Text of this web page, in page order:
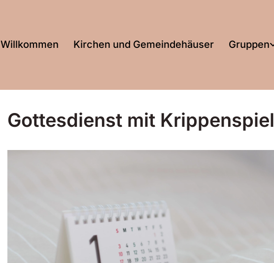
Willkommen Kirchen und Gemeindehäuser Gruppen
Gottesdienst mit Krippenspiel